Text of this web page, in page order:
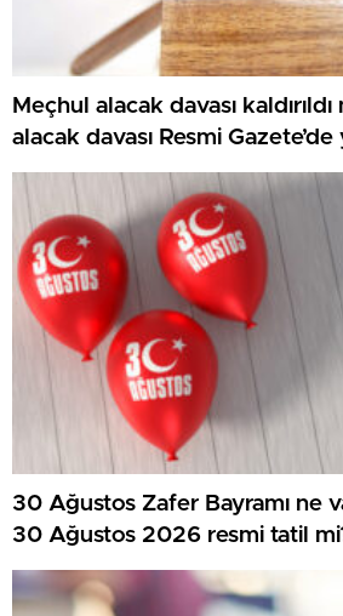
Meçhul alacak davası kaldırıldı
alacak davası Resmi Gazete’de
30 Ağustos Zafer Bayramı ne
30 Ağustos 2026 resmi tatil